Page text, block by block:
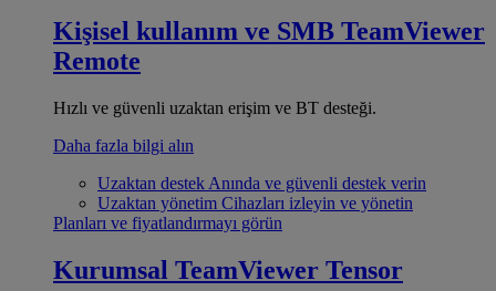
Kişisel kullanım ve SMB TeamViewer
Remote
Hızlı ve güvenli uzaktan erişim ve BT desteği.
Daha fazla bilgi alın
Uzaktan destek Anında ve güvenli destek verin
Uzaktan yönetim Cihazları izleyin ve yönetin
Planları ve fiyatlandırmayı görün
Kurumsal TeamViewer Tensor